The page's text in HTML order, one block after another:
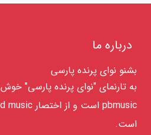
درباره ما
بشنو نوای پرنده پارسی
به تارنمای "نوای پرنده پارسی"
است.